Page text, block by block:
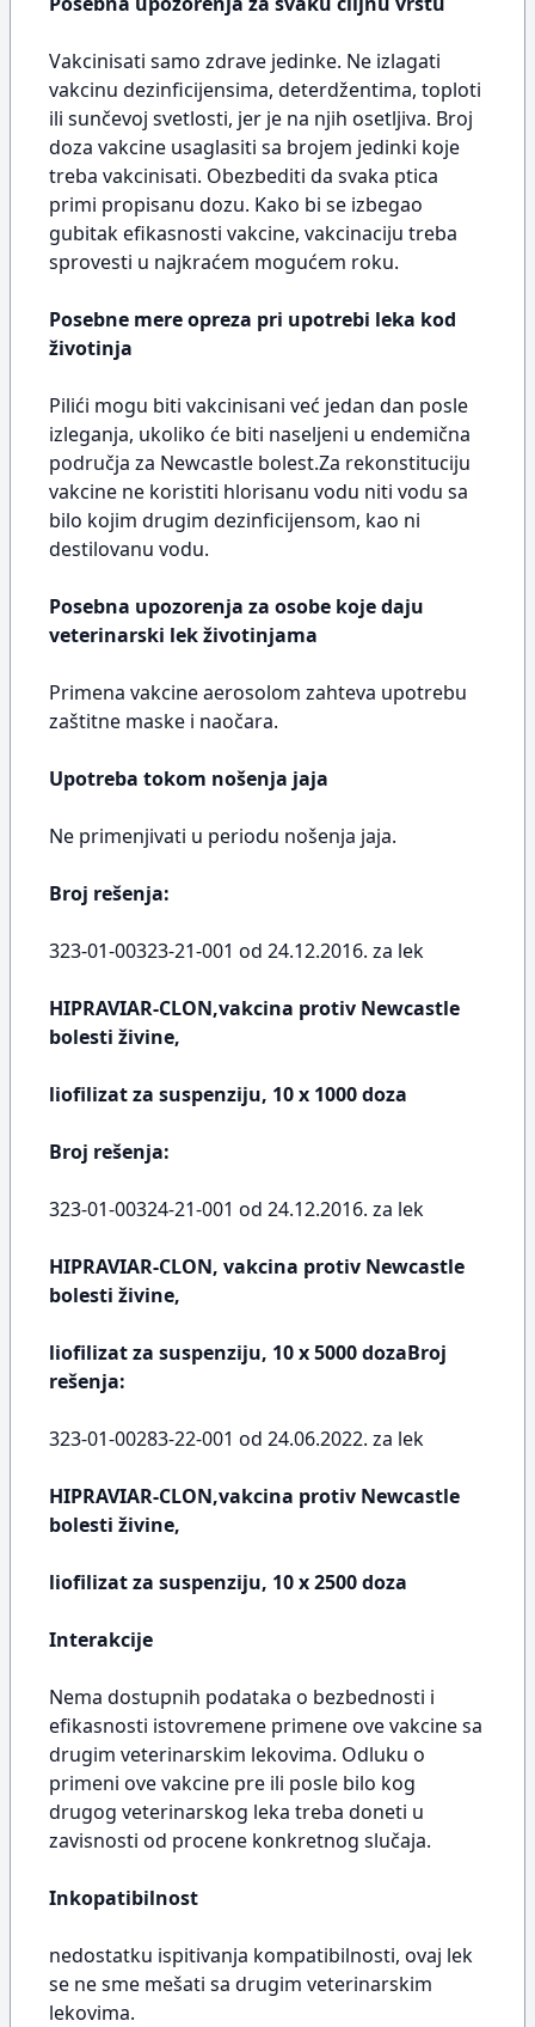
Vakcinisati samo zdrave jedinke. Ne izlagati
vakcinu dezinficijensima, deterdžentima, toploti
ili sunčevoj svetlosti, jer je na njih osetljiva. Broj
doza vakcine usaglasiti sa brojem jedinki koje
treba vakcinisati. Obezbediti da svaka ptica
primi propisanu dozu. Kako bi se izbegao
gubitak efikasnosti vakcine, vakcinaciju treba
sprovesti u najkraćem mogućem roku.
Posebne mere opreza pri upotrebi leka kod
životinja
Pilići mogu biti vakcinisani već jedan dan posle
izleganja, ukoliko će biti naseljeni u endemična
područja za Newcastle bolest.Za rekonstituciju
vakcine ne koristiti hlorisanu vodu niti vodu sa
bilo kojim drugim dezinficijensom, kao ni
destilovanu vodu.
Posebna upozorenja za osobe koje daju
veterinarski lek životinjama
Primena vakcine aerosolom zahteva upotrebu
zaštitne maske i naočara.
Upotreba tokom nošenja jaja
Ne primenjivati u periodu nošenja jaja.
Broj rešenja:
323-01-00323-21-001 od 24.12.2016. za lek
HIPRAVIAR-CLON,vakcina protiv Newcastle
bolesti živine,
liofilizat za suspenziju, 10 x 1000 doza
Broj rešenja:
323-01-00324-21-001 od 24.12.2016. za lek
HIPRAVIAR-CLON, vakcina protiv Newcastle
bolesti živine,
liofilizat za suspenziju, 10 x 5000 dozaBroj
rešenja:
323-01-00283-22-001 od 24.06.2022. za lek
HIPRAVIAR-CLON,vakcina protiv Newcastle
bolesti živine,
liofilizat za suspenziju, 10 x 2500 doza
Interakcije
Nema dostupnih podataka o bezbednosti i
efikasnosti istovremene primene ove vakcine sa
drugim veterinarskim lekovima. Odluku o
primeni ove vakcine pre ili posle bilo kog
drugog veterinarskog leka treba doneti u
zavisnosti od procene konkretnog slučaja.
Inkopatibilnost
nedostatku ispitivanja kompatibilnosti, ovaj lek
se ne sme mešati sa drugim veterinarskim
lekovima.